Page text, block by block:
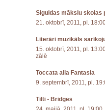
Siguldas mākslu skolas
21. oktobrī, 2011, pl.
Literāri muzikāls
15. oktobrī, 2011, pl.
zālē
Toccata alla Fantasia
9. septembrī, 2011, pl.
Tilti - Bridges